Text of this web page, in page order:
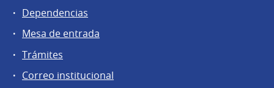
Dependencias
Mesa de entrada
Trámites
Correo institucional